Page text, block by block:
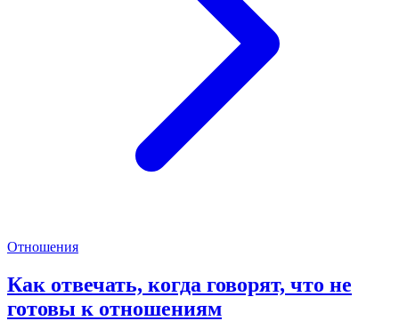
Отношения
Как отвечать, когда говорят, что не
готовы к отношениям